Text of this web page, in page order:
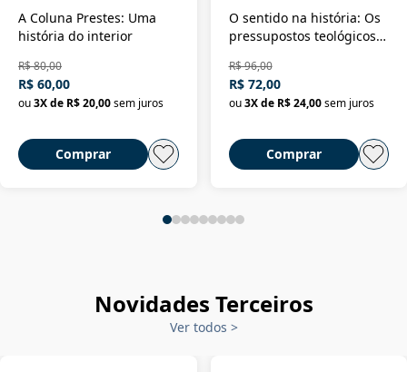
A Coluna Prestes: Uma
história do interior
R$ 80,00
R$ 60,00
ou3X de R$ 20,00sem juros
Comprar
O sentido na história: Os
pressupostos teológicos
R$ 96,00
R$ 72,00
ou 3X de R$ 24,00 sem juros
Comprar
Novidades Terceiros
Ver todos >